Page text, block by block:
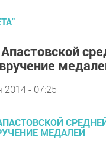
2014 - 07:25